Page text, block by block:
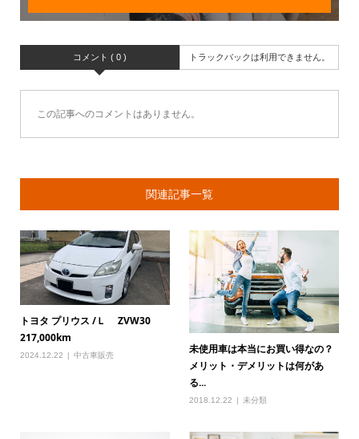
コメント ( 0 ) トラックバックは利用できません。
この記事へのコメントはありません。
関連記事一覧
トヨタ プリウス /Ｌ ZVW30
217,000km
2024.12.22 中古車販売
未使用車は本当にお買い得なの？
メリット・デメリットは何があ
る...
2018.12.22 未分類